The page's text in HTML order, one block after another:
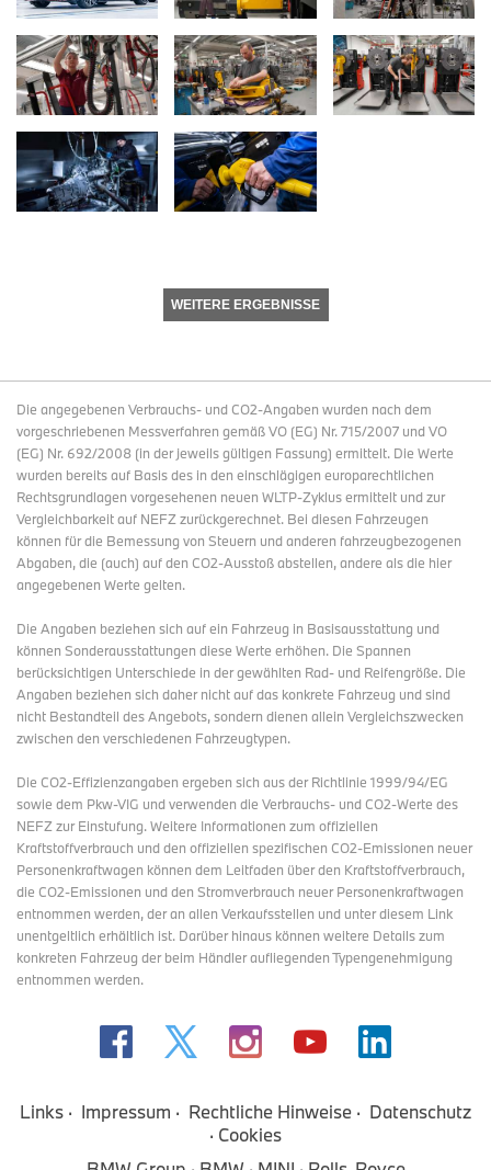
WEITERE ERGEBNISSE
Die angegebenen Verbrauchs- und CO2-Angaben wurden nach dem
vorgeschriebenen Messverfahren gemäß VO (EG) Nr. 715/2007 und VO
(EG) Nr. 692/2008 (in der jeweils gültigen Fassung) ermittelt. Die Werte
wurden bereits auf Basis des in den einschlägigen europarechtlichen
Rechtsgrundlagen vorgesehenen neuen WLTP-Zyklus ermittelt und zur
Vergleichbarkeit auf NEFZ zurückgerechnet. Bei diesen Fahrzeugen
können für die Bemessung von Steuern und anderen fahrzeugbezogenen
Abgaben, die (auch) auf den CO2-Ausstoß abstellen, andere als die hier
angegebenen Werte gelten.
Die Angaben beziehen sich auf ein Fahrzeug in Basisausstattung und
können Sonderausstattungen diese Werte erhöhen. Die Spannen
berücksichtigen Unterschiede in der gewählten Rad- und Reifengröße. Die
Angaben beziehen sich daher nicht auf das konkrete Fahrzeug und sind
nicht Bestandteil des Angebots, sondern dienen allein Vergleichszwecken
zwischen den verschiedenen Fahrzeugtypen.
Die CO2-Effizienzangaben ergeben sich aus der Richtlinie 1999/94/EG
sowie dem Pkw-VIG und verwenden die Verbrauchs- und CO2-Werte des
NEFZ zur Einstufung. Weitere Informationen zum offiziellen
Kraftstoffverbrauch und den offiziellen spezifischen CO2-Emissionen neuer
Personenkraftwagen können dem Leitfaden über den Kraftstoffverbrauch,
die CO2-Emissionen und den Stromverbrauch neuer Personenkraftwagen
entnommen werden, der an allen Verkaufsstellen und unter diesem Link
unentgeltlich erhältlich ist. Darüber hinaus können weitere Details zum
konkreten Fahrzeug der beim Händler aufliegenden Typengenehmigung
entnommen werden.
Links Impressum Rechtliche Hinweise
Datenschutz
Cookies